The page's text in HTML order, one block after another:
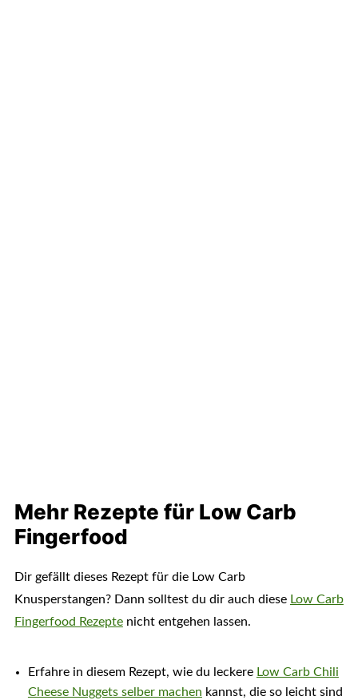
Mehr Rezepte für Low Carb
Fingerfood
Dir gefällt dieses Rezept für die Low Carb
Knusperstangen? Dann solltest du dir auch diese Low Carb
Fingerfood Rezeptenicht entgehen lassen.
Erfahre in diesem Rezept, wie du leckere Low Carb Chili
Cheese Nuggets selber machen kannst, die so leicht sind